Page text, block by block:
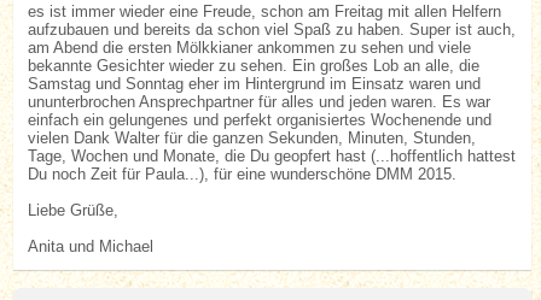
es ist immer wieder eine Freude, schon am Freitag mit allen Helfern
aufzubauen und bereits da schon viel Spaß zu haben. Super ist auch,
am Abend die ersten Mölkkianer ankommen zu sehen und viele
bekannte Gesichter wieder zu sehen. Ein großes Lob an alle, die
Samstag und Sonntag eher im Hintergrund im Einsatz waren und
ununterbrochen Ansprechpartner für alles und jeden waren. Es war
einfach ein gelungenes und perfekt organisiertes Wochenende und
vielen Dank Walter für die ganzen Sekunden, Minuten, Stunden,
Tage, Wochen und Monate, die Du geopfert hast (...hoffentlich hattest
Du noch Zeit für Paula...), für eine wunderschöne DMM 2015.
Liebe Grüße,
Anita und Michael